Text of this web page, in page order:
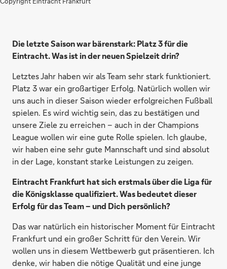
Die letzte Saison war bärenstark: Platz 3 für die
Eintracht. Was ist in der neuen Spielzeit drin?
Letztes Jahr haben wir als Team sehr stark funktioniert.
Platz 3 war ein großartiger Erfolg. Natürlich wollen wir
uns auch in dieser Saison wieder erfolgreichen Fußball
spielen. Es wird wichtig sein, das zu bestätigen und
unsere Ziele zu erreichen – auch in der Champions
League wollen wir eine gute Rolle spielen. Ich glaube,
wir haben eine sehr gute Mannschaft und sind absolut
in der Lage, konstant starke Leistungen zu zeigen.
Eintracht Frankfurt hat sich erstmals über die Liga für
die Königsklasse qualifiziert. Was bedeutet dieser
Erfolg für das Team – und Dich persönlich?
Das war natürlich ein historischer Moment für Eintracht
Frankfurt und ein großer Schritt für den Verein. Wir
wollen uns in diesem Wettbewerb gut präsentieren. Ich
denke, wir haben die nötige Qualität und eine junge